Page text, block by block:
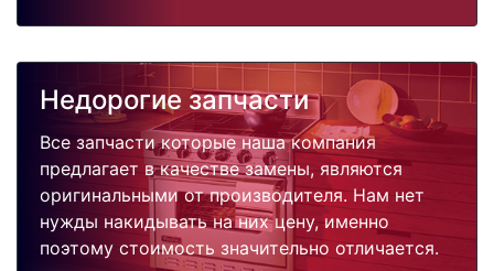
Недорогие запчасти
Все запчасти которые наша компания
предлагает в качестве замены, являются
оригинальными от производителя. Нам нет
нужды накидывать на них цену, именно
поэтому стоимость значительно отличается.